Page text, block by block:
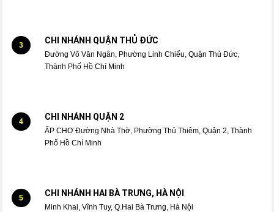
3 CHI NHÁNH QUẬN THỦ ĐỨC
Đường Võ Văn Ngân, Phường Linh Chiểu, Quận Thủ Đức,
Thành Phố Hồ Chí Minh
4 CHI NHÁNH QUẬN 2
ẤP CHỢ Đường Nhà Thờ, Phường Thủ Thiêm, Quận 2, Thành
Phố Hồ Chí Minh
5 CHI NHÁNH HAI BÀ TRƯNG, HÀ NỘI
Minh Khai, Vĩnh Tuy, Q.Hai Bà Trưng, Hà Nội